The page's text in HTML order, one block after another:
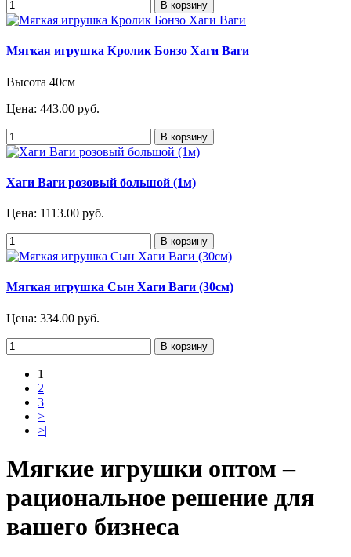
Мягкая игрушка Кролик Бонзо Хаги Ваги
Высота 40см
Цена: 443.00 руб.
Хаги Ваги розовый большой (1м)
Цена: 1113.00 руб.
Мягкая игрушка Сын Хаги Ваги (30см)
Цена: 334.00 руб.
1
2
3
>
>|
Мягкие игрушки оптом –
рациональное решение для
вашего бизнеса